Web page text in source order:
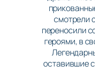
смотрели
переносили
героями, в
оставившие